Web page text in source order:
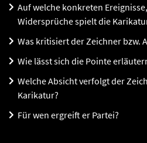
Auf welche konkreten
Widersprüche spielt die
Was kritisiert der Zeichner bzw.
Wie lässt sich die Pointe
Welche Absicht verfolgt der
Karikatur?
Für wen ergreift er Partei?